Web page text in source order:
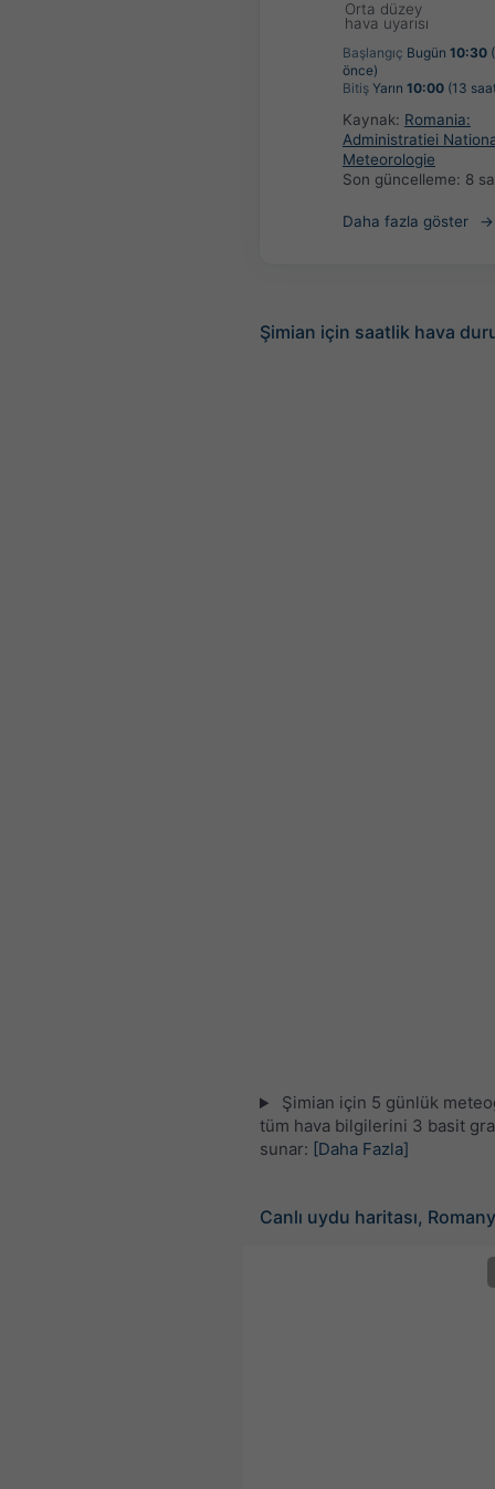
Orta düzey
hava uyarısı
Başlangıç Bugün 10:30
önce)
Bitiş Yarın 10:00 (13
Kaynak: Romania:
Administratiei
Meteorologie
Son güncelleme: 8
Daha fazla göster
Şimian için saatlik hava
Şimian için 5 günlük
tüm hava bilgilerini 3 basit
sunar: [Daha Fazla]
Canlı uydu haritası,